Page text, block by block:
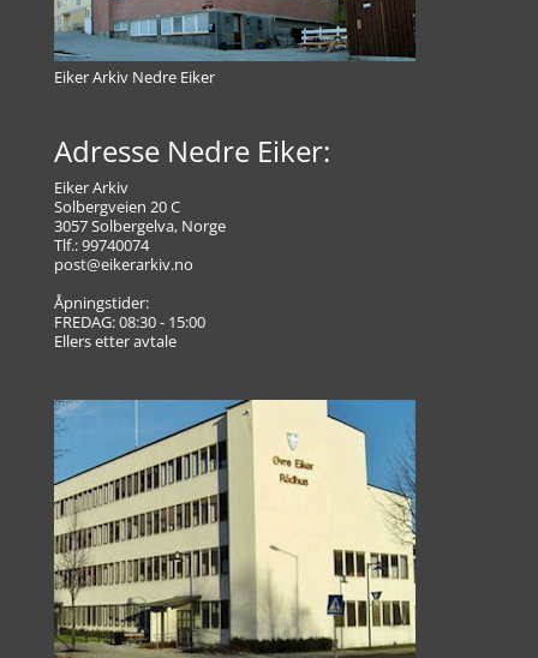
Eiker Arkiv Nedre Eiker
Adresse Nedre Eiker:
Eiker Arkiv
Solbergveien 20 C
3057 Solbergelva, Norge
Tlf.: 99740074
post@eikerarkiv.no
Åpningstider:
FREDAG: 08:30 - 15:00
Ellers etter avtale